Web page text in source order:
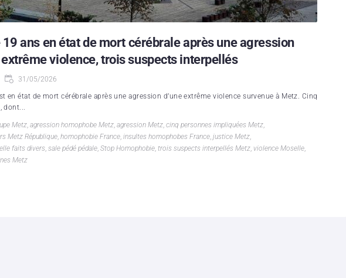
ans en état de mort cérébrale après une agression
extrême violence, trois suspects interpellés
31/05/2026
en état de mort cérébrale après une agression d’une extrême violence survenue à Metz. Cinq
dont...
Metz, agression homophobe Metz, agression Metz, cinq personnes impliquées Metz,
Metz République, homophobie France, insultes homophobes France, justice Metz,
faits divers, sale pédé pédale, Stop Homophobie, trois suspects interpellés Metz, violence Moselle,
Metz